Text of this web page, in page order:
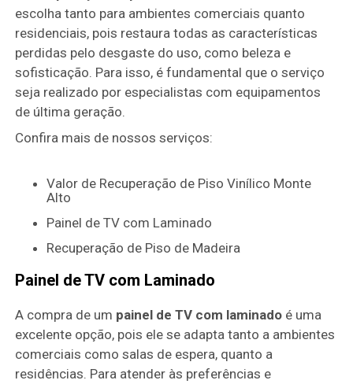
escolha tanto para ambientes comerciais quanto
residenciais, pois restaura todas as características
perdidas pelo desgaste do uso, como beleza e
sofisticação. Para isso, é fundamental que o serviço
seja realizado por especialistas com equipamentos
de última geração.
Confira mais de nossos serviços:
Valor de Recuperação de Piso Vinílico Monte
Alto
Painel de TV com Laminado
Recuperação de Piso de Madeira
Painel de TV com Laminado
A compra de um painel de TV com laminado é uma
excelente opção, pois ele se adapta tanto a ambientes
comerciais como salas de espera, quanto a
residências. Para atender às preferências e